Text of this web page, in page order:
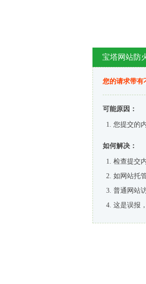
宝塔网站防
您的请求带有
可能原因：
您提交的
如何解决：
检查提交
如网站托
普通网站
这是误报